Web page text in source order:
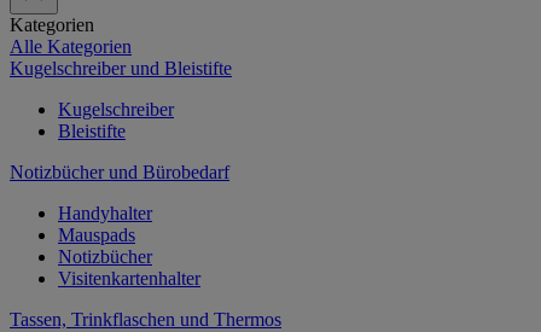
Kategorien
Alle Kategorien
Kugelschreiber und Bleistifte
Kugelschreiber
Bleistifte
Notizbücher und Bürobedarf
Handyhalter
Mauspads
Notizbücher
Visitenkartenhalter
Tassen, Trinkflaschen und Thermos